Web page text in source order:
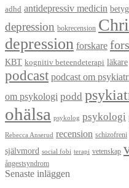
adhd antidepressiv medicin betyg
depression bokrecension
depression forskare
KBT kognitiv beteendeterapi läkare
podcast podcast om
om psykologi podd
ohälsa psykolog psykologi
Rebecca Anserud recension schizofreni
självmord social fobi terapi vetenskap
ångestsyndrom
Senaste inläggen